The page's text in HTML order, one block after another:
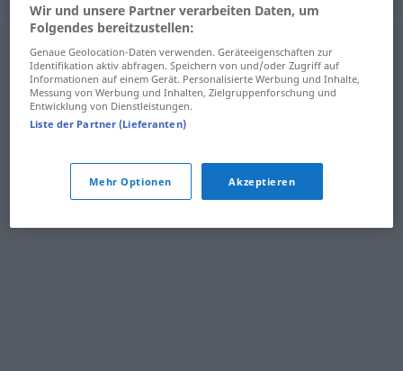
Wir und unsere Partner verarbeiten Daten, um
Folgendes bereitzustellen:
Genaue Geolocation-Daten verwenden. Geräteeigenschaften zur
Identifikation aktiv abfragen. Speichern von und/oder Zugriff auf
Informationen auf einem Gerät. Personalisierte Werbung und Inhalte,
Messung von Werbung und Inhalten, Zielgruppenforschung und
Entwicklung von Dienstleistungen.
Liste der Partner (Lieferanten)
Mehr Optionen Akzeptieren